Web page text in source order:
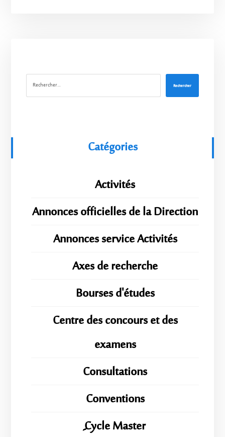
Rechercher
Catégories
Activités
Annonces officielles de la Direction
Annonces service Activités
Axes de recherche
Bourses d'études
Centre des concours et des
examens
Consultations
Conventions
ِِِCycle Master